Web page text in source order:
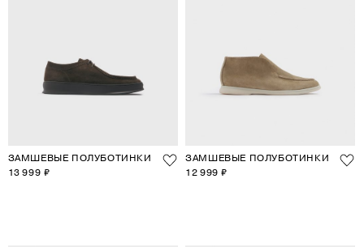
ЗАМШЕВЫЕ ПОЛУБОТИНКИ
13 999 ₽
ЗАМШЕВЫЕ ПОЛУБОТИНКИ
12 999 ₽